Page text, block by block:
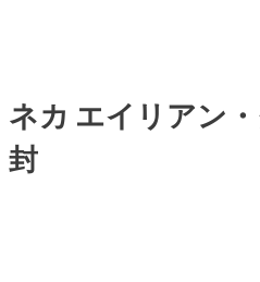
ネカ エイリアン
封